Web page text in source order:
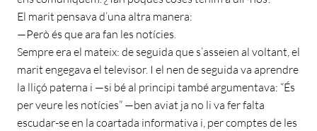
El marit pensava d’una altra manera:
—Però és que ara fan les notícies.
Sempre era el mateix: de seguida que s’asseien al voltant, el
marit engegava el televisor. I el nen de seguida va aprendre
la lliçó paterna i —si bé al principi també argumentava: “És
per veure les notícies” —ben aviat ja no li va fer falta
escudar-se en la coartada informativa i, per comptes de les